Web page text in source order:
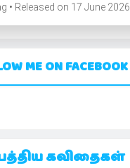
• Released on 17 June 2026
ME ON FACEBOOK
கவிதைகள்